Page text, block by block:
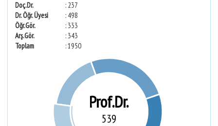
Doç.Dr.
: 237
Dr. Öğr. Üyesi
: 498
Öğr.Gör.
: 333
Arş.Gör.
: 343
Toplam
: 1950
Prof.Dr.
539